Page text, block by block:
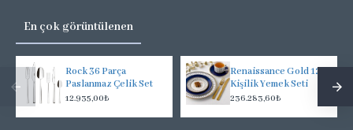
En çok görüntülenen
Rock 36 Parça
Paslanmaz Çelik Set
12.935,00₺
Renaissance Gold 12
Kişilik Yemek Seti
236.283,60₺